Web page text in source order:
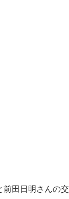
前田日明さんの交